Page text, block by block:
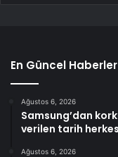
En Güncel Haberler
Ağustos 6, 2026
Samsung’dan
verilen tarih
Ağustos 6, 2026